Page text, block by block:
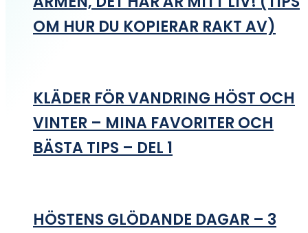
OM HUR DU KOPIERAR RAKT AV)
KLÄDER FÖR VANDRING HÖST OCH
VINTER – MINA FAVORITER OCH
BÄSTA TIPS – DEL 1
HÖSTENS GLÖDANDE DAGAR – 3